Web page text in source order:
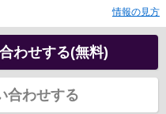
情報の見方
わせする(無料)
合わせする